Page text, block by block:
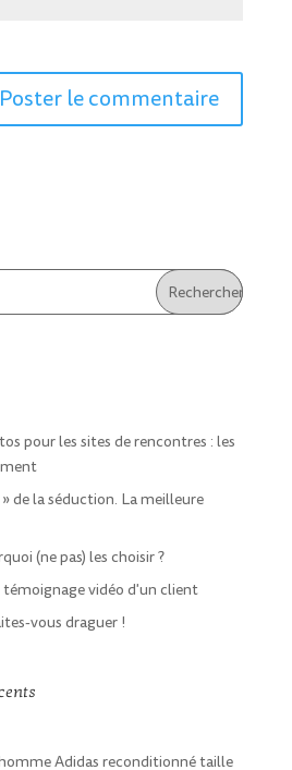
pour les sites de rencontres : les
de la séduction. La meilleure
(ne pas) les choisir ?
vidéo d'un client
vous draguer !
Adidas reconditionné taille